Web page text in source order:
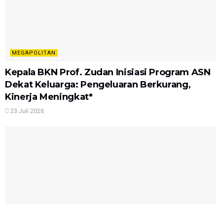
MEGAPOLITAN
Kepala BKN Prof. Zudan Inisiasi Program ASN
Dekat Keluarga: Pengeluaran Berkurang,
Kinerja Meningkat*
23 Juli 2026